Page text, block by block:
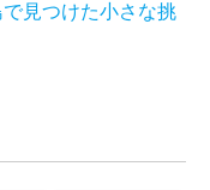
で見つけた小さな挑